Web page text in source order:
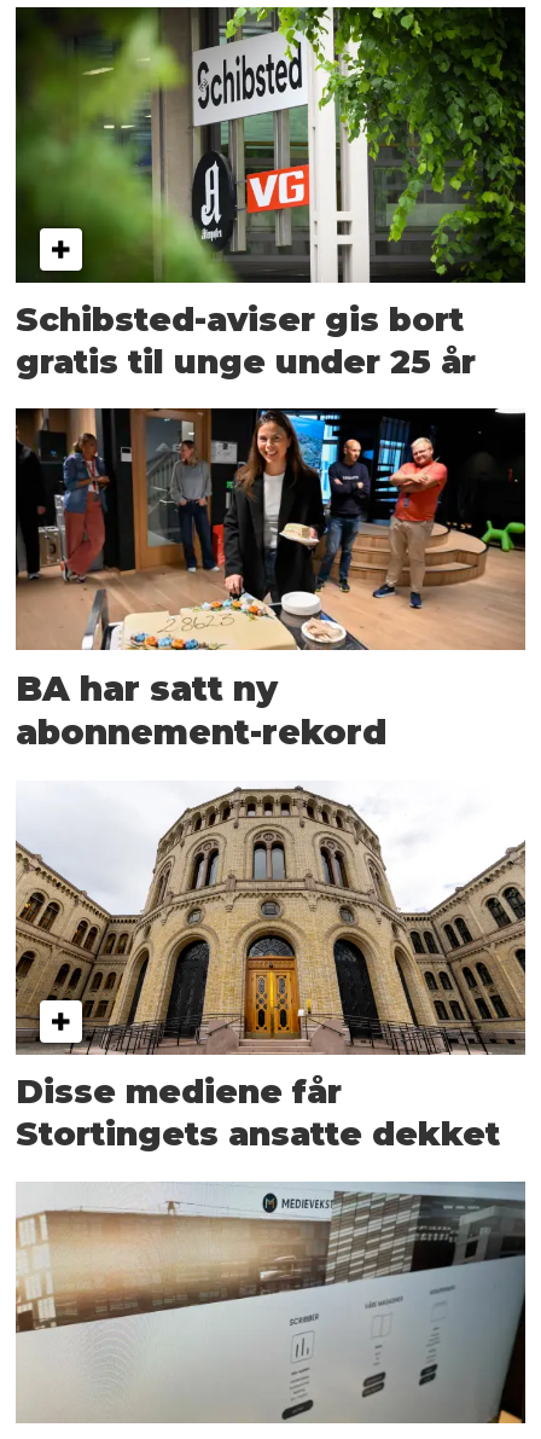
Schibsted-aviser gis bort
gratis til unge under 25 år
BA har satt ny
abonnement-rekord
Disse mediene får
Stortingets ansatte dekket